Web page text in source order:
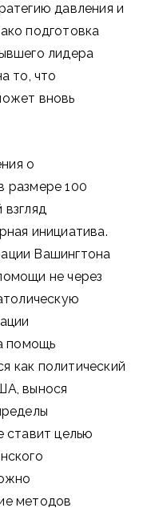
давления и
подготовка
лидера
то, что
вновь
о
размере 100
инициатива.
Вашингтона
не через
помощь
как политический
вынося
ставит целью
методов